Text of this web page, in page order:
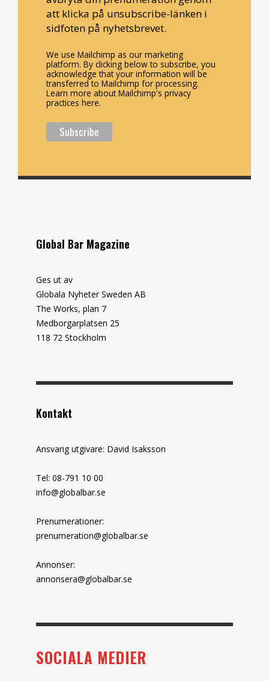
att klicka på unsubscribe-länken i
sidfoten på nyhetsbrevet.
We use Mailchimp as our marketing
platform. By clicking below to subscribe, you
acknowledge that your information will be
transferred to Mailchimp for processing.
Learn more about Mailchimp's privacy
practices here.
Global Bar Magazine
Ges ut av
Globala Nyheter Sweden AB
The Works, plan 7
Medborgarplatsen 25
118 72 Stockholm
Kontakt
Ansvarig utgivare: David Isaksson
Tel: 08-791 10 00
info@globalbar.se
Prenumerationer:
prenumeration@globalbar.se
Annonser:
annonsera@globalbar.se
SOCIALA MEDIER